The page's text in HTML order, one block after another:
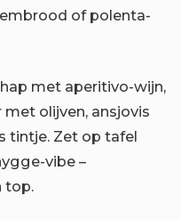
of polenta-
met aperitivo-wijn,
olijven, ansjovis
tintje. Zet op tafel
vibe –
top.